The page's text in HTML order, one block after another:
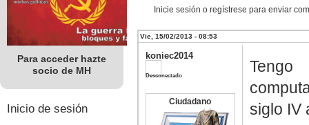
Para acceder hazte
socio de MH
Inicio de sesión
Inicie sesión o regístrese para enviar
Vie, 15/02/2013 - 08:53
koniec2014
Desconectado
Ciudadano
siglo IV